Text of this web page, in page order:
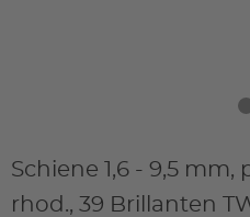
Schiene 1,6 - 9,5
rhod., 39 Brillanten